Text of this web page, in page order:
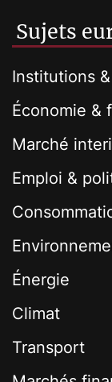
Sujets
Institutions
Économie &
Marché
Emploi &
Énergie
Climat
Transport